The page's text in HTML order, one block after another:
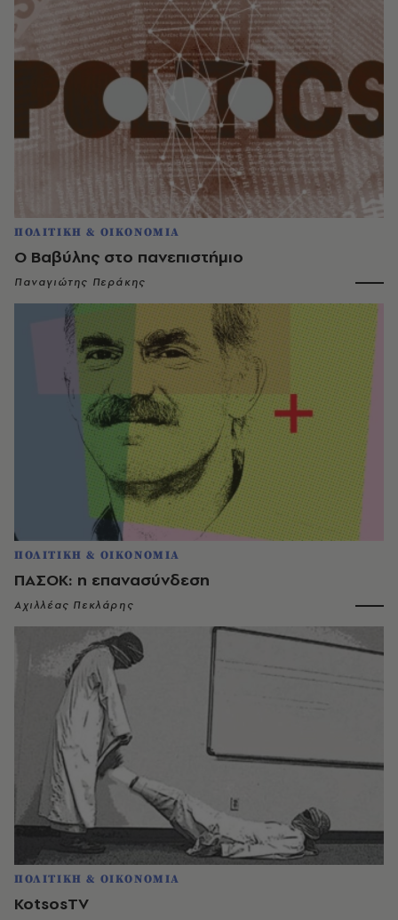
ΠΟΛΙΤΙΚΗ & ΟΙΚΟΝΟΜΙΑ
Ο Βαβύλης στο πανεπιστήμιο
Παναγιώτης Περάκης
ΠΟΛΙΤΙΚΗ & ΟΙΚΟΝΟΜΙΑ
ΠΑΣΟΚ: η επανασύνδεση
Αχιλλέας Πεκλάρης
ΠΟΛΙΤΙΚΗ & ΟΙΚΟΝΟΜΙΑ
KotsosTV